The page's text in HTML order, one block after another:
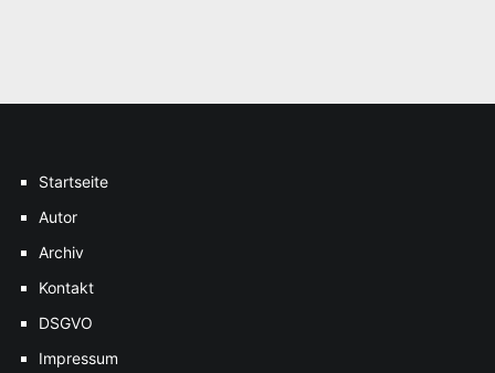
Startseite
Autor
Archiv
Kontakt
DSGVO
Impressum